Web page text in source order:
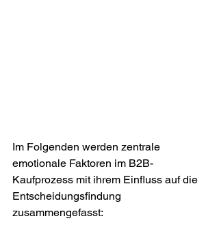
Im Folgenden werden zentrale
emotionale Faktoren im B2B-
Kaufprozess mit ihrem Einfluss auf die
Entscheidungsfindung
zusammengefasst: